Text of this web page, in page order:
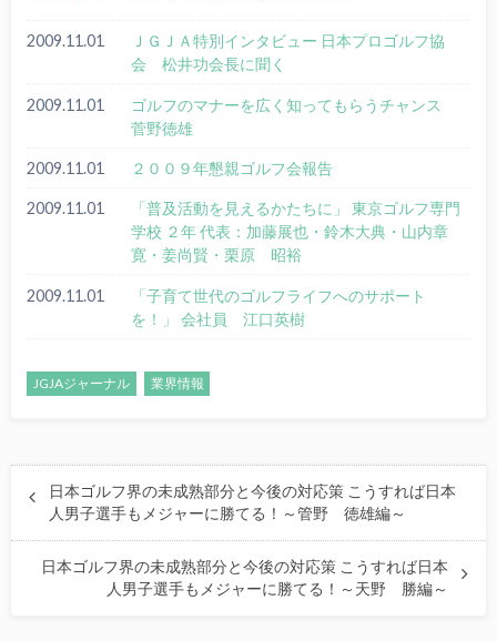
2009.11.01
ＪＧＪＡ特別インタビュー 日本プロゴルフ協
会 松井功会長に聞く
2009.11.01
ゴルフのマナーを広く知ってもらうチャンス
菅野徳雄
2009.11.01 ２００９年懇親ゴルフ会報告
2009.11.01
「普及活動を見えるかたちに」 東京ゴルフ専門
学校 ２年 代表：加藤展也・鈴木大典・山内章
寛・姜尚賢・栗原 昭裕
2009.11.01
「子育て世代のゴルフライフへのサポート
を！」 会社員 江口英樹
JGJAジャーナル 業界情報
日本ゴルフ界の未成熟部分と今後の対応策 こうすれば日本
人男子選手もメジャーに勝てる！～管野 徳雄編～
日本ゴルフ界の未成熟部分と今後の対応策 こうすれば日本
人男子選手もメジャーに勝てる！～天野 勝編～